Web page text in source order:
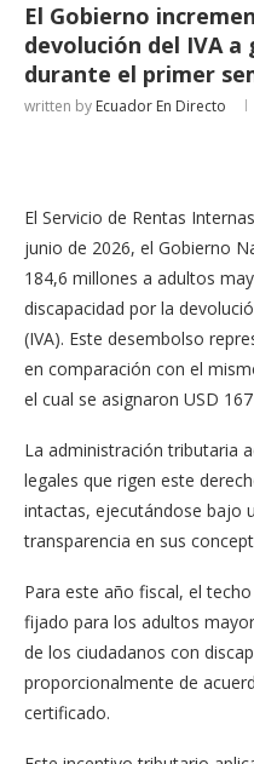
El Gobierno
devolución del IVA
durante el primer
written by Ecuador En Directo
El Servicio de Rentas
junio de 2026, el Gobierno
184,6 millones a adultos
discapacidad por la
(IVA). Este desembolso
en comparación con el
el cual se asignaron USD
La administración tributaria
legales que rigen este
intactas, ejecutándose bajo
transparencia en sus
Para este año fiscal, el
fijado para los adultos
de los ciudadanos con
proporcionalmente de
certificado.